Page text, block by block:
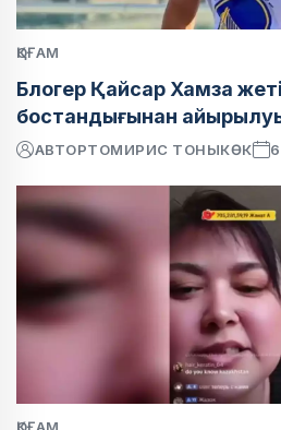
ҚОҒАМ
Блогер Қайсар Хамза
бостандығынан
АВТОРТОМИРИС ТОНЫКӨК